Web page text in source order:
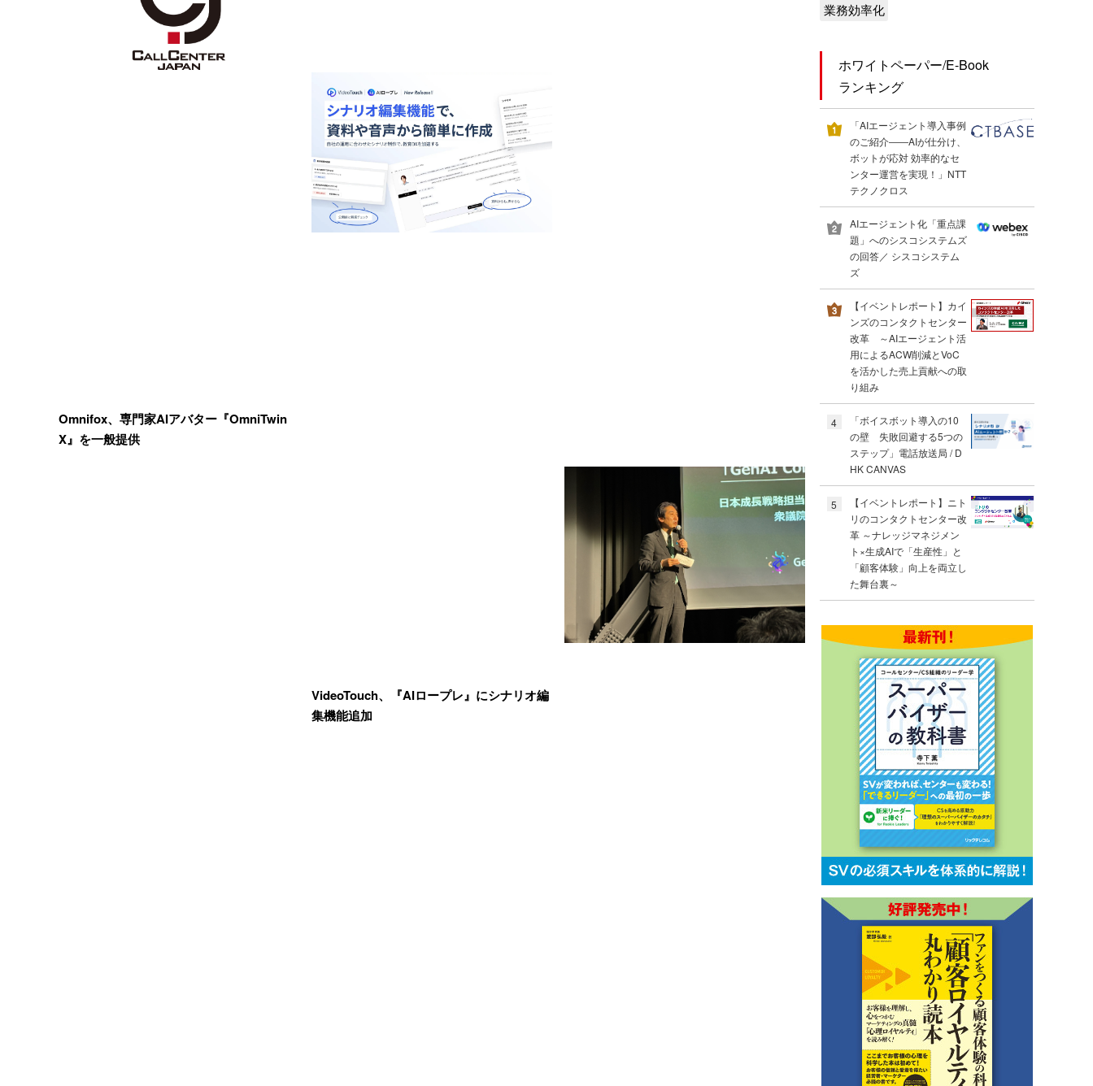
Omnifox、専門家AIアバター『OmniTwin
X』を一般提供
VideoTouch、『AIロープレ』にシナリオ編
集機能追加
業務効率化
ホワイトペーパー/E-Book
ランキング
「AIエージェント導入事例
のご紹介――AIが仕分け、
ボットが応対 効率的なセ
ンター運営を実現！」NTT
テクノクロス
AIエージェント化「重点課
題」へのシスコシステムズ
の回答／ シスコシステム
ズ
【イベントレポート】カイ
ンズのコンタクトセンター
改革 ～AIエージェント活
用によるACW削減とVoC
を活かした売上貢献への取
り組み
4
「ボイスボット導入の10
の壁 失敗回避する5つの
ステップ」電話放送局 / D
HK CANVAS
5
【イベントレポート】ニト
リのコンタクトセンター改
革 ～ナレッジマネジメン
ト×生成AIで「生産性」と
「顧客体験」向上を両立し
た舞台裏～